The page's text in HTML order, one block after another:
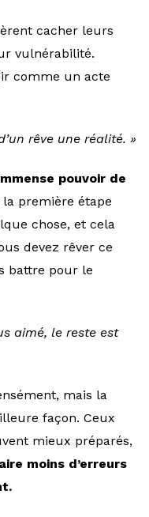
cacher leurs
vulnérabilité.
comme un acte
rêve une réalité. »
pouvoir de
la première étape
chose, et cela
devez rêver ce
battre pour le
aimé, le reste est
mais la
façon. Ceux
mieux préparés,
moins d’erreurs